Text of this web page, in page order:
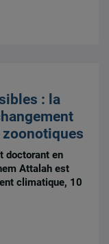
: la
doctorant en
Attalah est
climatique, 10